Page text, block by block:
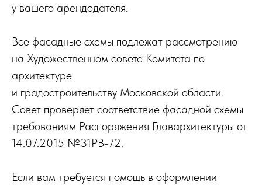
у вашего арендодателя.
Все фасадные схемы подлежат рассмотрению
на Художественном совете Комитета по
архитектуре
и градостроительству Московской области.
Совет проверяет соответствие фасадной схемы
требованиям Распоряжения Главархитектуры от
14.07.2015 №31РВ-72.
Если вам требуется помощь в оформлении